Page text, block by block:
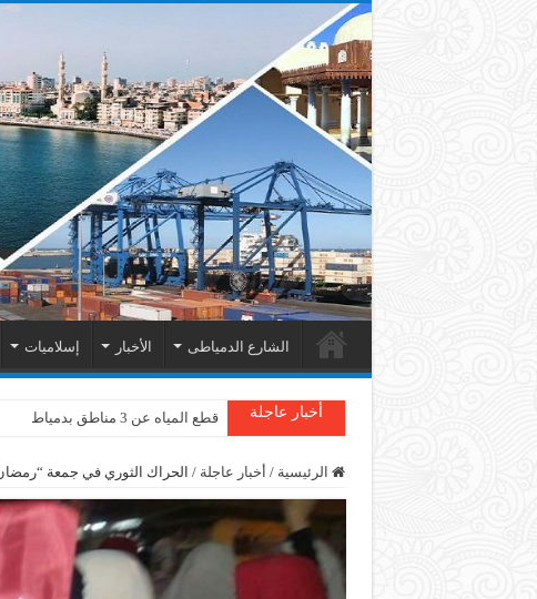
الشارع الدمياطى الأخبار إسلاميات
أخبار عاجلة قطع المياه عن 3 مناطق بدمياط
الرئيسية / أخبار عاجلة / الحراك الثوري في جمعة “رمضان